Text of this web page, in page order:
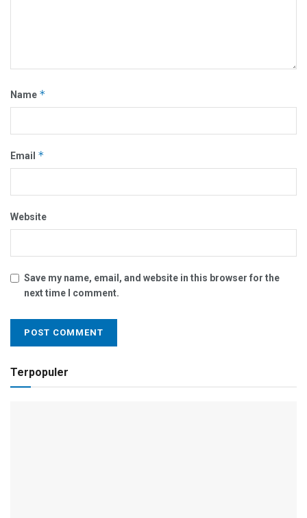
Name *
Email *
Website
Save my name, email, and website in this browser for the
next time I comment.
Terpopuler